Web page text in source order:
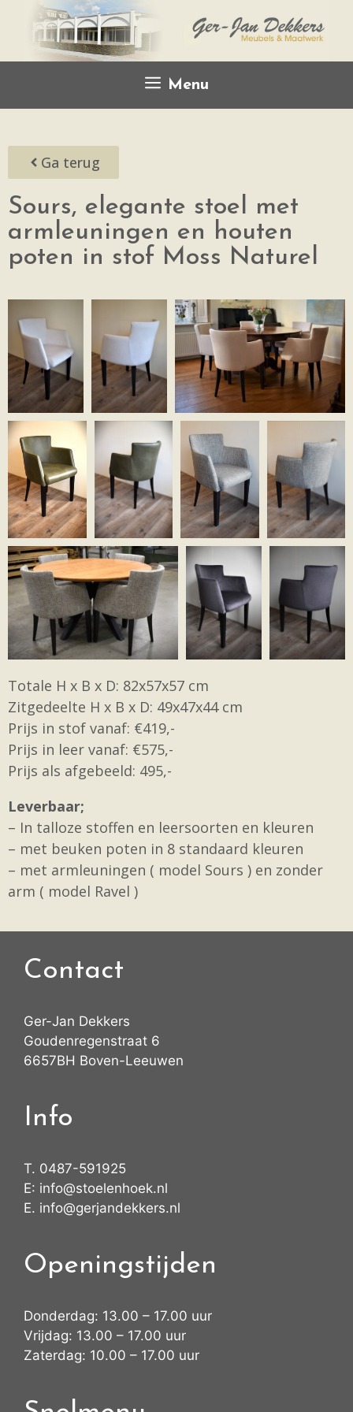
Menu
Ga terug
Sours, elegante stoel met
armleuningen en houten
poten in stof Moss Naturel
Totale H x B x D: 82x57x57 cm
Zitgedeelte H x B x D: 49x47x44 cm
Prijs in stof vanaf: €419,-
Prijs in leer vanaf: €575,-
Prijs als afgebeeld: 495,-
Leverbaar;
– In talloze stoffen en leersoorten en kleuren
– met beuken poten in 8 standaard kleuren
– met armleuningen ( model Sours ) en zonder
arm ( model Ravel )
Contact
Ger-Jan Dekkers
Goudenregenstraat 6
6657BH Boven-Leeuwen
Info
T. 0487-591925
E: info@stoelenhoek.nl
E. info@gerjandekkers.nl
Openingstijden
Donderdag: 13.00 – 17.00 uur
Vrijdag: 13.00 – 17.00 uur
Zaterdag: 10.00 – 17.00 uur